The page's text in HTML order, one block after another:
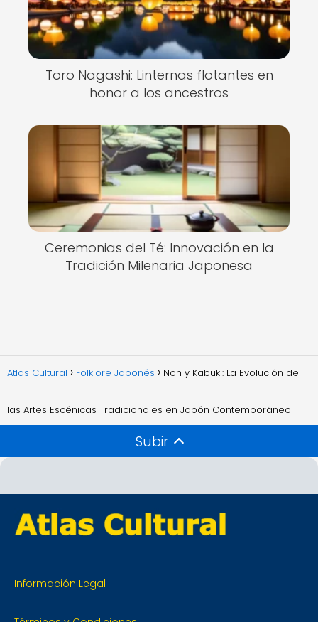
Toro Nagashi: Linternas flotantes en
honor a los ancestros
Ceremonias del Té: Innovación en la
Tradición Milenaria Japonesa
Atlas Cultural Folklore Japonés Noh y Kabuki: La Evolución de
las Artes Escénicas Tradicionales en Japón Contemporáneo
Subir
Información Legal